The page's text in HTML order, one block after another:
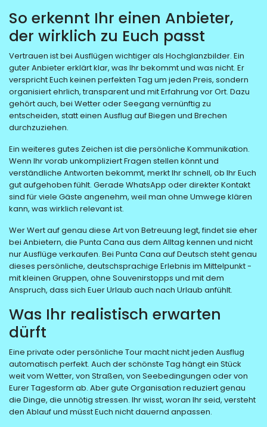
So erkennt Ihr einen Anbieter,
der wirklich zu Euch passt
Vertrauen ist bei Ausflügen wichtiger als Hochglanzbilder. Ein
guter Anbieter erklärt klar, was Ihr bekommt und was nicht. Er
verspricht Euch keinen perfekten Tag um jeden Preis, sondern
organisiert ehrlich, transparent und mit Erfahrung vor Ort. Dazu
gehört auch, bei Wetter oder Seegang vernünftig zu
entscheiden, statt einen Ausflug auf Biegen und Brechen
durchzuziehen.
Ein weiteres gutes Zeichen ist die persönliche Kommunikation.
Wenn Ihr vorab unkompliziert Fragen stellen könnt und
verständliche Antworten bekommt, merkt Ihr schnell, ob Ihr Euch
gut aufgehoben fühlt. Gerade WhatsApp oder direkter Kontakt
sind für viele Gäste angenehm, weil man ohne Umwege klären
kann, was wirklich relevant ist.
Wer Wert auf genau diese Art von Betreuung legt, findet sie eher
bei Anbietern, die Punta Cana aus dem Alltag kennen und nicht
nur Ausflüge verkaufen. Bei Punta Cana auf Deutsch steht genau
dieses persönliche, deutschsprachige Erlebnis im Mittelpunkt -
mit kleinen Gruppen, ohne Souvenirstopps und mit dem
Anspruch, dass sich Euer Urlaub auch nach Urlaub anfühlt.
Was Ihr realistisch erwarten
dürft
Eine private oder persönliche Tour macht nicht jeden Ausflug
automatisch perfekt. Auch der schönste Tag hängt ein Stück
weit vom Wetter, von Straßen, von Seebedingungen oder von
Eurer Tagesform ab. Aber gute Organisation reduziert genau
die Dinge, die unnötig stressen. Ihr wisst, woran Ihr seid, versteht
den Ablauf und müsst Euch nicht dauernd anpassen.